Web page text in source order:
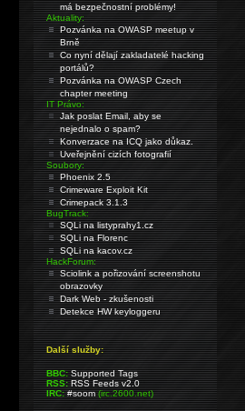
má bezpečnostní problémy!
Aktuality:
Pozvánka na OWASP meetup v
Brně
Co nyní dělají zakladatelé hacking
portálů?
Pozvánka na OWASP Czech
chapter meeting
IT Právo:
Jak poslat Email, aby se
nejednalo o spam?
Konverzace na ICQ jako důkaz.
Uveřejnění cizích fotografií
Soubory:
Phoenix 2.5
Crimeware Exploit Kit
Crimepack 3.1.3
BugTrack:
SQLi na listyprahy1.cz
SQLi na Florenc
SQLi na kacov.cz
HackForum:
Sciolink a pořizování screenshotu
obrazovky
Dark Web - zkušenosti
Detekce HW keyloggeru
Další služby:
BBC: Supported Tags
RSS: RSS Feeds v2.0
IRC: #soom(irc.2600.net)